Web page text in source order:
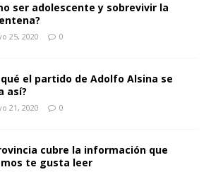
ser adolescente y sobrevivir la
25, 2020 0
qué el partido de Adolfo Alsina se
así?
21, 2020 0
cubre la información que
te gusta leer